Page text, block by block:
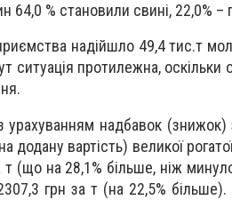
64,0 % становили свині, 22,0% –
надійшло 49,4 тис.т
ситуація протилежна,
урахуванням надбавок (знижок)
додану вартість) великої
т (що на 28,1% більше, ніж
грн за т (на 22,5%